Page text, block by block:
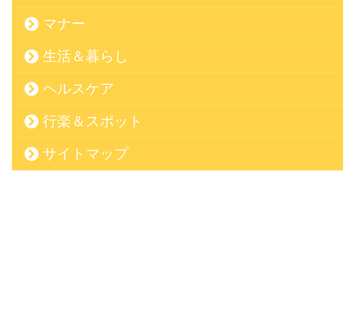
マナー
生活＆暮らし
ヘルスケア
行楽＆スポット
サイトマップ